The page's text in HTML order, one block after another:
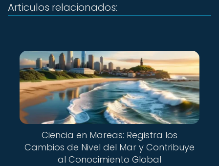
Articulos relacionados:
Ciencia en Mareas: Registra los
Cambios de Nivel del Mar y Contribuye
al Conocimiento Global